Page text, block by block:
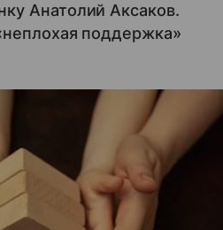
Анатолий Аксаков.
поддержка»